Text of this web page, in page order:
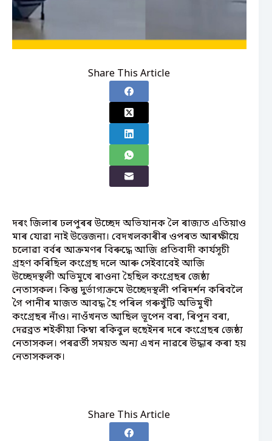
Share This Article
দৰং জিলাৰ ঢলপুৰৰ উচ্ছেদ অভিযানক লৈ ৰাজ্যত এতিয়াও
মাৰ যোৱা নাই উত্তেজনা। বেদখলকাৰীৰ ওপৰত আৰক্ষীয়ে
চলোৱা বৰ্বৰ আক্ৰমণৰ বিৰুদ্ধে আজি প্ৰতিবাদী কাৰ্যসূচী
গ্ৰহণ কৰিছিল কংগ্ৰেছ দলে আৰু সেইবাবেই আজি
উচ্ছেদস্থলী অভিমুখে ৰাওনা হৈছিল কংগ্ৰেছৰ জেষ্ঠ্য
নেতাসকল। কিন্তু দুৰ্ভাগ্যক্ৰমে উচ্ছেদস্থলী পৰিদৰ্শন কৰিবলৈ
গৈ পানীৰ মাজত আবদ্ধ হৈ পৰিল গৰুখুঁটি অভিমুখী
কংগ্ৰেছৰ নাঁও। নাওঁখনত আছিল ভূপেন বৰা, ৰিপুন বৰা,
দেৱব্ৰত শইকীয়া কিম্বা ৰকিবুল হুছেইনৰ দৰে কংগ্ৰেছৰ জেষ্ঠ্য
নেতাসকল। পৰৱৰ্তী সময়ত অন্য এখন নাৱৰে উদ্ধাৰ কৰা হয়
নেতাসকলক।
Share This Article